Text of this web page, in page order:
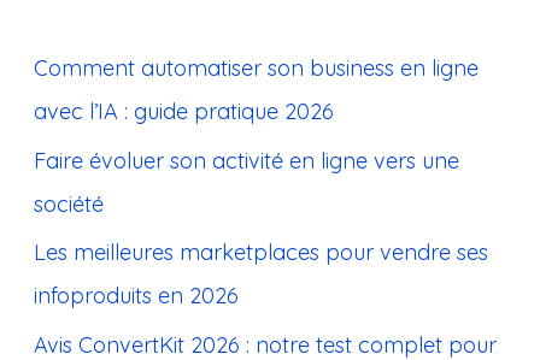
r
c
h
e
r
:
Comment automatiser son business en ligne
avec l’IA : guide pratique 2026
Faire évoluer son activité en ligne vers une
société
Les meilleures marketplaces pour vendre ses
infoproduits en 2026
Avis ConvertKit 2026 : notre test complet pour